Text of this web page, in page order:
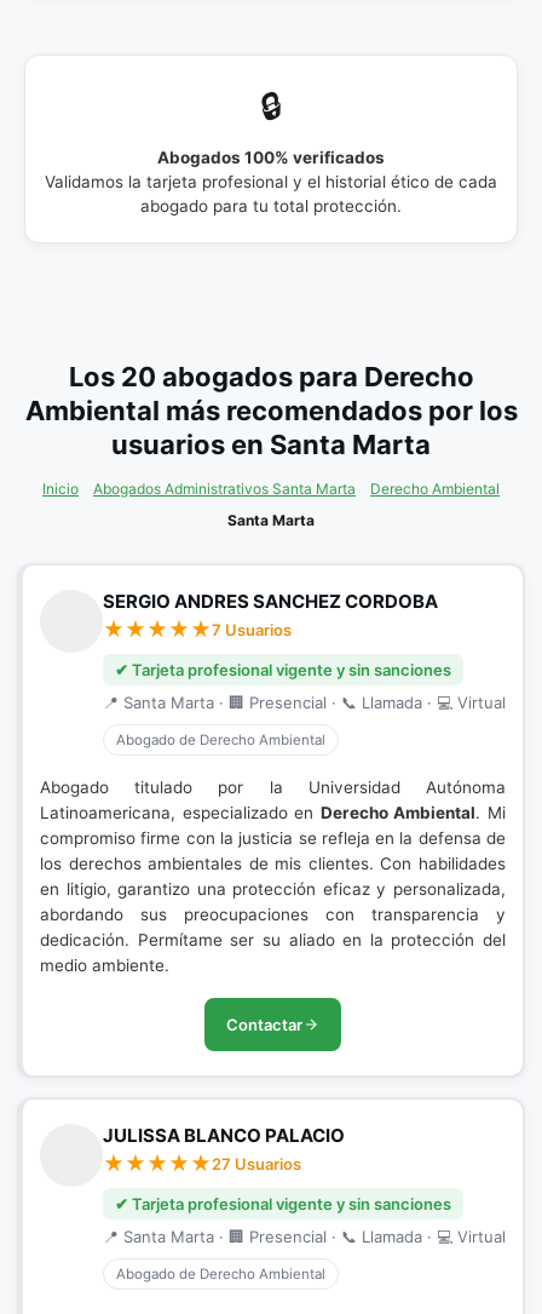
🔒
Abogados 100% verificados
Validamos la tarjeta profesional y el historial ético de cada
abogado para tu total protección.
Los 20 abogados para Derecho
Ambiental más recomendados por los
usuarios en Santa Marta
Inicio Abogados Administrativos Santa Marta
Derecho Ambiental
Santa Marta
SERGIO ANDRES SANCHEZ CORDOBA
7 Usuarios
✔ Tarjeta profesional vigente y sin sanciones
📍 Santa Marta · 🏢 Presencial · 📞 Llamada · 💻 Virtual
Abogado de Derecho Ambiental
Abogado titulado por la Universidad Autónoma
Latinoamericana, especializado en Derecho Ambiental. Mi
compromiso firme con la justicia se refleja en la defensa de
los derechos ambientales de mis clientes. Con habilidades
en litigio, garantizo una protección eficaz y personalizada,
abordando sus preocupaciones con transparencia y
dedicación. Permítame ser su aliado en la protección del
medio ambiente.
Contactar
JULISSA BLANCO PALACIO
27 Usuarios
✔ Tarjeta profesional vigente y sin sanciones
📍 Santa Marta · 🏢 Presencial · 📞 Llamada · 💻 Virtual
Abogado de Derecho Ambiental